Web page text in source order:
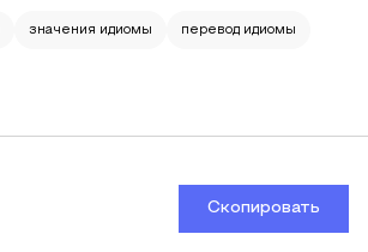
значения идиомы перевод идиомы
Скопировать